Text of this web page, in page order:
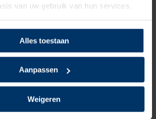
van uw gebruik van hun services.
Alles toestaan
Aanpassen
Weigeren
PU
Ja
Rood, witte stippen, witte
zool